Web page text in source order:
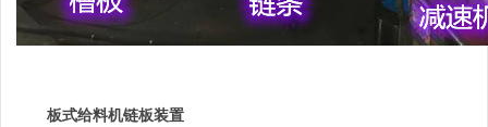
板式给料机链板装置